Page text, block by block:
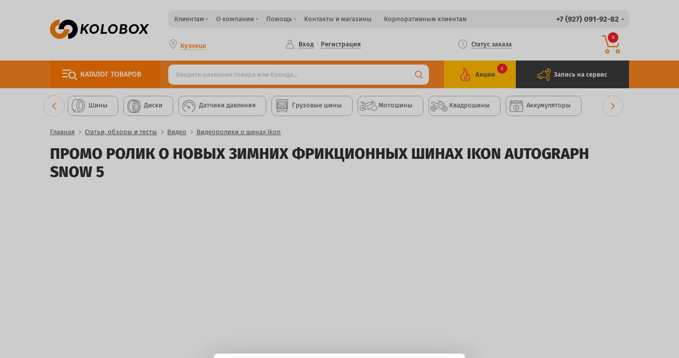
Клиентам О компании Помощь Контакты и магазины Корпоративным клиентам +7 (927) 091-92-82
Кузнецк Вход Регистрация Статус заказа
0
КАТАЛОГ ТОВАРОВ Акции
3
Запись на сервис
Шины Диски Датчики давления Грузовые шины Мотошины Квадрошины Аккумуляторы
Главная Статьи, обзоры и тесты Видео Видеоролики о шинах Ikon
ПРОМО РОЛИК О НОВЫХ ЗИМНИХ ФРИКЦИОННЫХ ШИНАХ IKON AUTOGRAPH
SNOW 5